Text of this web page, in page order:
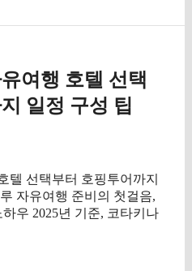
여행 호텔 선택
일정 구성 팁
텔 선택부터 호핑투어까지
자유여행 준비의 첫걸음,
우 2025년 기준, 코타키나